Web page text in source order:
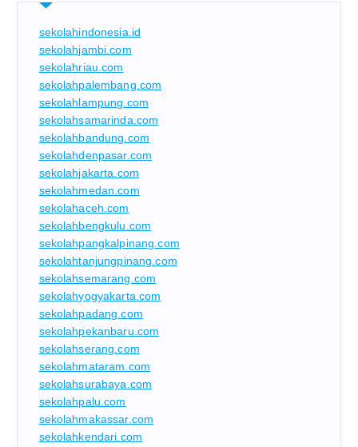
sekolahindonesia.id
sekolahjambi.com
sekolahriau.com
sekolahpalembang.com
sekolahlampung.com
sekolahsamarinda.com
sekolahbandung.com
sekolahdenpasar.com
sekolahjakarta.com
sekolahmedan.com
sekolahaceh.com
sekolahbengkulu.com
sekolahpangkalpinang.com
sekolahtanjungpinang.com
sekolahsemarang.com
sekolahyogyakarta.com
sekolahpadang.com
sekolahpekanbaru.com
sekolahserang.com
sekolahmataram.com
sekolahsurabaya.com
sekolahpalu.com
sekolahmakassar.com
sekolahkendari.com